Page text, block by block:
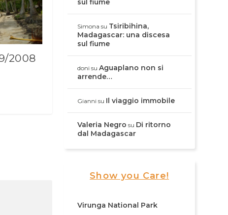
2008
sul fiume
Simona su Tsiribihina,
Madagascar: una discesa
sul fiume
doni su Aguaplano non si
arrende…
Gianni su Il viaggio immobile
Valeria Negro su Di ritorno
dal Madagascar
Show you Care!
Virunga National Park